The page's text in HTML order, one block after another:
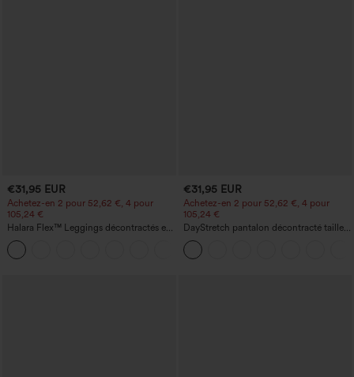
€31,95 EUR
Achetez-en 2 pour 52,62 €, 4 pour
105,24 €
Halara Flex™ Leggings décontractés en
jean à taille haute avec poches
€31,95 EUR
Achetez-en 2 pour 52,62 €, 4 pour
105,24 €
DayStretch pantalon décontracté taille
haute à jambe en forme de tonneau
avec poches